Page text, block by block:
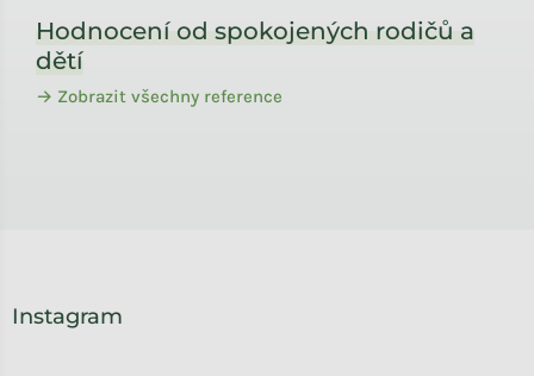
Hodnocení od spokojených rodičů a
dětí
→ Zobrazit všechny reference
Instagram